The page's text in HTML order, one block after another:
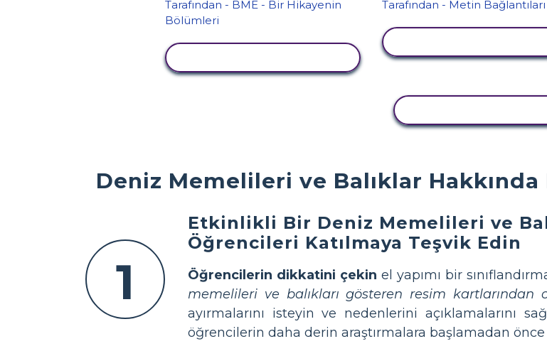
Deniz Memelileri ve Balıklar Hakkında
1
Etkinlikli Bir Deniz Memelileri ve
Öğrencileri Katılmaya Teşvik Edin
Öğrencilerin dikkatini çekin el yapımı bir
memelileri ve balıkları gösteren resim kartlarından
ayırmalarını isteyin ve nedenlerini açıklamalarını
öğrencilerin daha derin araştırmalara başlamadan